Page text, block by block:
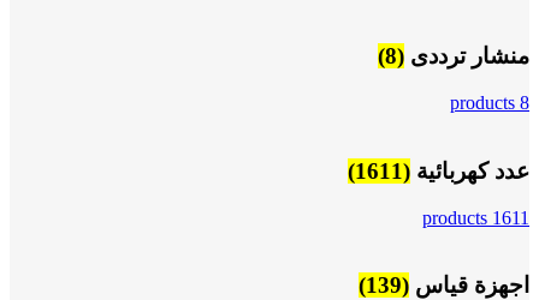
منشار ترددى (8)
8 products
عدد كهربائية (1611)
1611 products
اجهزة قياس (139)